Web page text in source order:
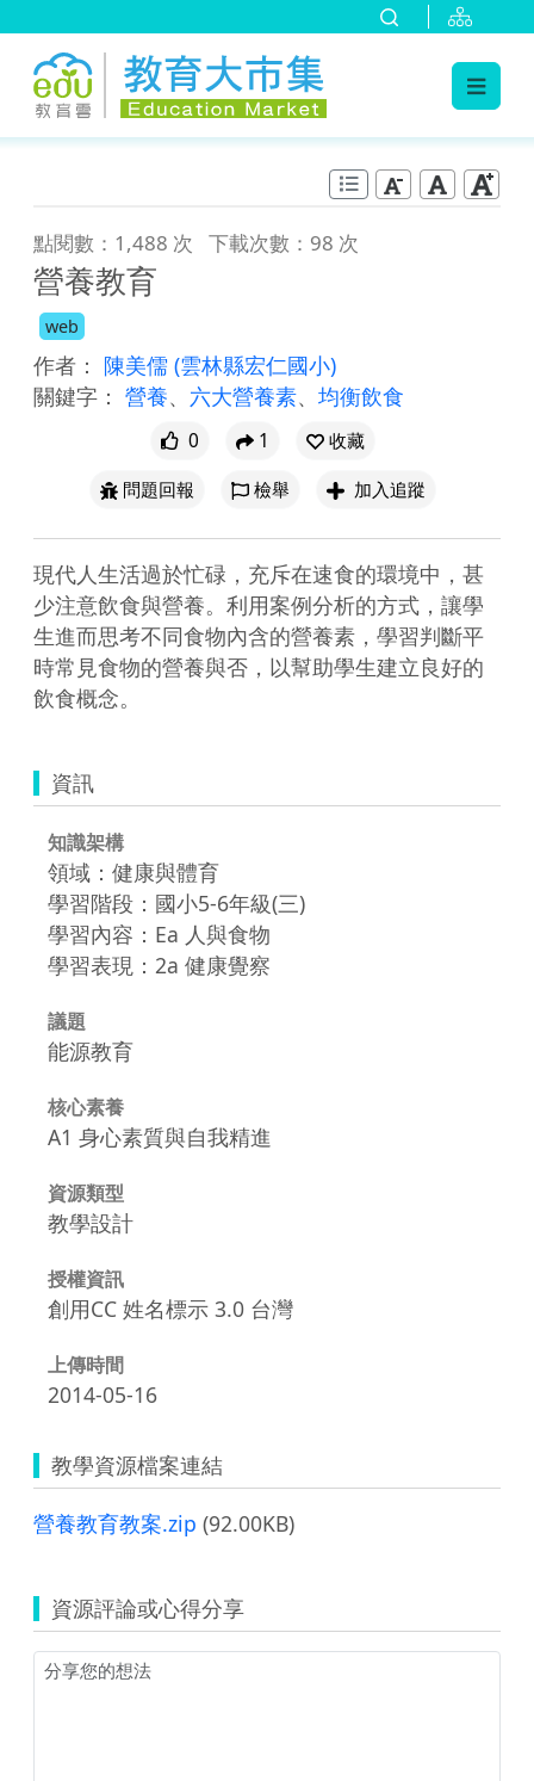
點閱數：1,488 次 下載次數：98 次
營養教育
web
作者： 陳美儒 (雲林縣宏仁國小)
關鍵字： 營養、 六大營養素、 均衡飲食
0 1
收藏
問題回報
檢舉 加入追蹤
現代人生活過於忙碌，充斥在速食的環境中，甚
少注意飲食與營養。利用案例分析的方式，讓學
生進而思考不同食物內含的營養素，學習判斷平
時常見食物的營養與否，以幫助學生建立良好的
飲食概念。
資訊
知識架構
領域：健康與體育
學習階段：國小5-6年級(三)
學習內容：Ea 人與食物
學習表現：2a 健康覺察
議題
能源教育
核心素養
A1 身心素質與自我精進
資源類型
教學設計
授權資訊
創用CC 姓名標示 3.0 台灣
上傳時間
2014-05-16
教學資源檔案連結
營養教育教案.zip (92.00KB)
資源評論或心得分享